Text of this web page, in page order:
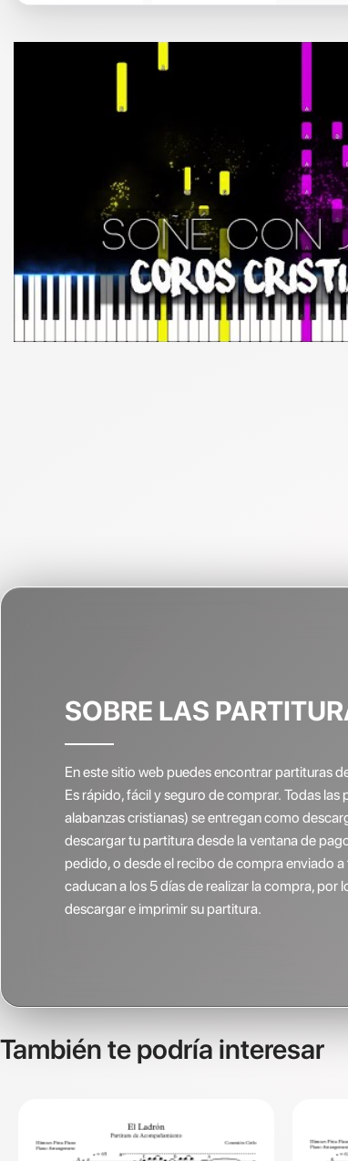
SOBRE LAS
En este sitio web puedes encontrar partituras
Es rápido, fácil y seguro de comprar. Todas
alabanzas cristianas) se entregan como
descargar tu partitura desde la ventana de
pedido, o desde el recibo de compra enviado
caducan a los 5 días de realizar la compra, por
descargar e imprimir su partitura.
También te podría interesar